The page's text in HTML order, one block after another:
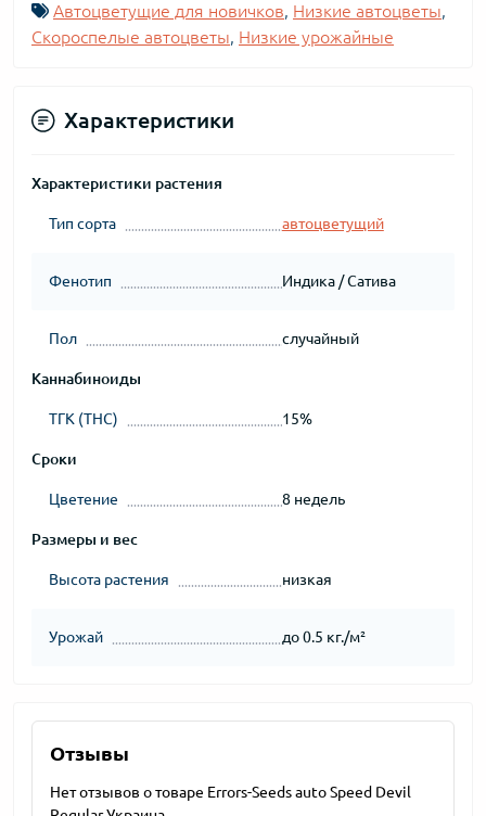
Автоцветущие для новичков, Низкие автоцветы,
Скороспелые автоцветы, Низкие урожайные
Характеристики
Характеристики растения
Тип сорта автоцветущий
Фенотип Индика / Сатива
Пол случайный
Каннабиноиды
ТГК (THC) 15%
Сроки
Цветение 8 недель
Размеры и вес
Высота растения низкая
Урожай до 0.5 кг./м²
Отзывы
Нет отзывов о товаре Errors-Seeds auto Speed Devil